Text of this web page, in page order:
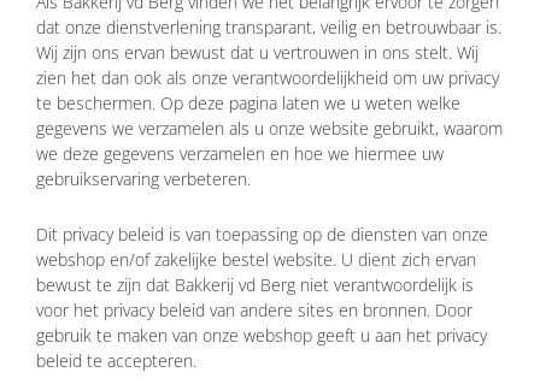
dat onze dienstverlening transparant, veilig en betrouwbaar is.
Wij zijn ons ervan bewust dat u vertrouwen in ons stelt. Wij
zien het dan ook als onze verantwoordelijkheid om uw privacy
te beschermen. Op deze pagina laten we u weten welke
gegevens we verzamelen als u onze website gebruikt, waarom
we deze gegevens verzamelen en hoe we hiermee uw
gebruikservaring verbeteren.
Dit privacy beleid is van toepassing op de diensten van onze
webshop en/of zakelijke bestel website. U dient zich ervan
bewust te zijn dat Bakkerij vd Berg niet verantwoordelijk is
voor het privacy beleid van andere sites en bronnen. Door
gebruik te maken van onze webshop geeft u aan het privacy
beleid te accepteren.